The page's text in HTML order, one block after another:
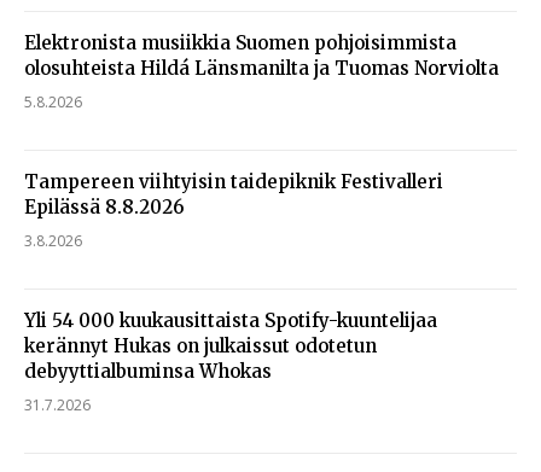
Elektronista musiikkia Suomen pohjoisimmista
olosuhteista Hildá Länsmanilta ja Tuomas Norviolta
5.8.2026
Tampereen viihtyisin taidepiknik Festivalleri
Epilässä 8.8.2026
3.8.2026
Yli 54 000 kuukausittaista Spotify-kuuntelijaa
kerännyt Hukas on julkaissut odotetun
debyyttialbuminsa Whokas
31.7.2026